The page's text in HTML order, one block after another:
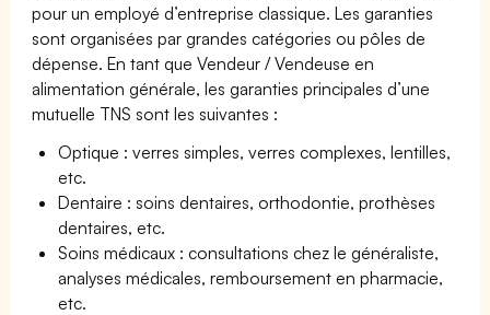
pour un employé d’entreprise classique. Les garanties
sont organisées par grandes catégories ou pôles de
dépense. En tant que Vendeur / Vendeuse en
alimentation générale, les garanties principales d’une
mutuelle TNS sont les suivantes :
Optique : verres simples, verres complexes, lentilles,
etc.
Dentaire : soins dentaires, orthodontie, prothèses
dentaires, etc.
Soins médicaux : consultations chez le généraliste,
analyses médicales, remboursement en pharmacie,
etc.